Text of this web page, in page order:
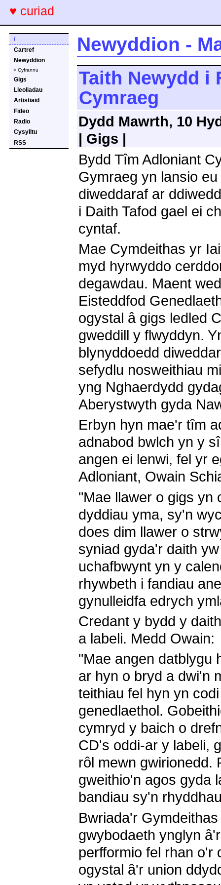
♥ curiad
/
Cartref
Newyddion
> Cyfrannu
Gigs
Lleoliadau
Artistiaid
Fideo
Radio
Cysylltu
RSS
Newyddion -
Taith Newydd i
Cymraeg
Dydd Mawrth, 10
| Gigs |
Bydd Tîm Adloniant
Gymraeg yn lansio
diweddaraf ar
i Daith Tafod gael ei
cyntaf.
Mae Cymdeithas yr
myd hyrwyddo
degawdau. Maent
Eisteddfod
ogystal â gigs ledled
gweddill y flwyddyn.
blynyddoedd
sefydlu nosweithiau
yng Nghaerdydd
Aberystwyth gyda
Erbyn hyn mae'r tîm
adnabod bwlch yn y
angen ei lenwi, fel yr
Adloniant, Owain
"Mae llawer o gigs yn
dyddiau yma, sy'n
does dim llawer o
syniad gyda'r daith
uchafbwynt yn y
rhywbeth i fandiau
gynulleidfa edrych
Credant y bydd y
a labeli. Medd Owain:
"Mae angen datblygu
ar hyn o bryd a dwi'n
teithiau fel hyn yn
genedlaethol.
cymryd y baich o
CD's oddi-ar y labeli,
rôl mewn gwirionedd.
gweithio'n agos gyda
bandiau sy'n
Bwriada'r
gwybodaeth ynglyn
perfformio fel rhan o'r
ogystal â'r union